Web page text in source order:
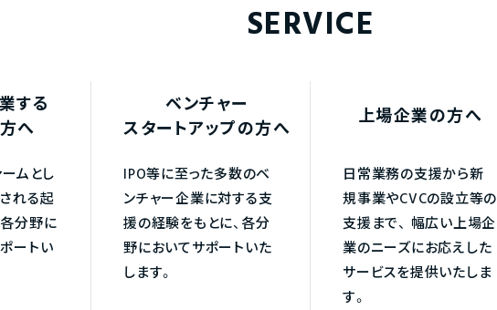
SERVICE
する
へ
ムとし
れる起
分野に
ートい
ベンチャー
スタートアップの方へ
IPO等に至った多数のベ
ンチャー企業に対する支
援の経験をもとに、各分
野においてサポートいた
します。
上場企業の方へ
日常業務の支援から新
規事業やCVCの設立等の
支援まで、 幅広い上場企
業のニーズにお応えした
サービスを提供いたしま
す。